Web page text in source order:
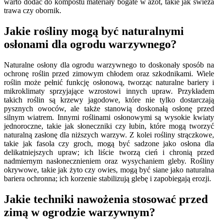
trawa czy obornik.
Jakie rośliny mogą być naturalnymi
osłonami dla ogrodu warzywnego?
Naturalne osłony dla ogrodu warzywnego to doskonały sposób na
ochronę roślin przed zimowym chłodem oraz szkodnikami. Wiele
roślin może pełnić funkcję osłonową, tworząc naturalne bariery i
mikroklimaty sprzyjające wzrostowi innych upraw. Przykładem
takich roślin są krzewy jagodowe, które nie tylko dostarczają
pysznych owoców, ale także stanowią doskonałą osłonę przed
silnym wiatrem. Innymi roślinami osłonowymi są wysokie kwiaty
jednoroczne, takie jak słoneczniki czy łubin, które mogą tworzyć
naturalną zasłonę dla niższych warzyw. Z kolei rośliny strączkowe,
takie jak fasola czy groch, mogą być sadzone jako osłona dla
delikatniejszych upraw; ich liście tworzą cień i chronią przed
nadmiernym nasłonecznieniem oraz wysychaniem gleby. Rośliny
okrywowe, takie jak żyto czy owies, mogą być siane jako naturalna
bariera ochronna; ich korzenie stabilizują glebę i zapobiegają erozji.
Jakie techniki nawożenia stosować przed
zimą w ogrodzie warzywnym?